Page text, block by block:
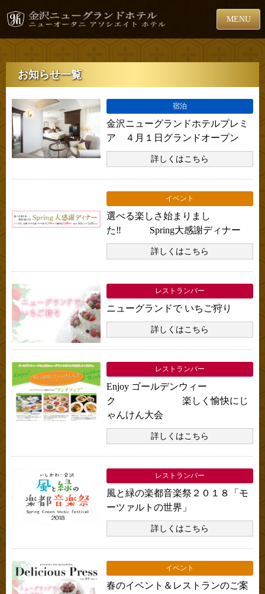
MENU
お知らせ一覧
宿泊
金沢ニューグランドホテルプレミ
ア ４月１日グランドオープン
詳しくはこちら
イベント
選べる楽しさ始まりまし
た‼ Spring大感謝ディナー
詳しくはこちら
レストランバー
ニューグランドで いちご狩り
詳しくはこちら
レストランバー
Enjoy ゴールデンウィー
ク 楽しく愉快にじ
ゃんけん大会
詳しくはこちら
レストランバー
風と緑の楽都音楽祭２０１８「モ
ーツァルトの世界」
詳しくはこちら
イベント
春のイベント＆レストランのご案